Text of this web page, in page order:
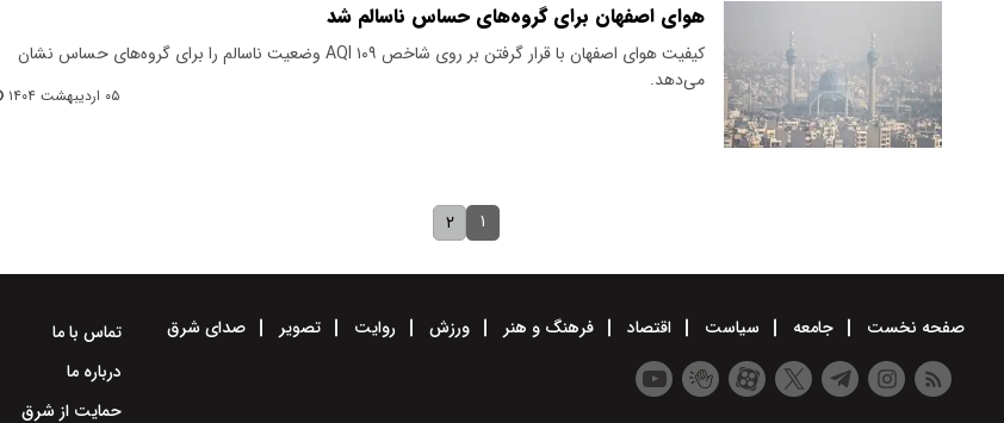
هوای اصفهان برای گروه‌های حساس ناسالم شد
کیفیت هوای اصفهان با قرار گرفتن بر روی شاخص ۱۰۹ AQI وضعیت ناسالم را برای گروه‌های حساس نشان
می‌دهد.
۰۵ اردیبهشت ۱۴۰۴
۱ ۲
صفحه نخست جامعه سیاست اقتصاد فرهنگ و هنر ورزش روایت تصویر صدای شرق
تماس با ما
درباره ما
حمایت از شرق